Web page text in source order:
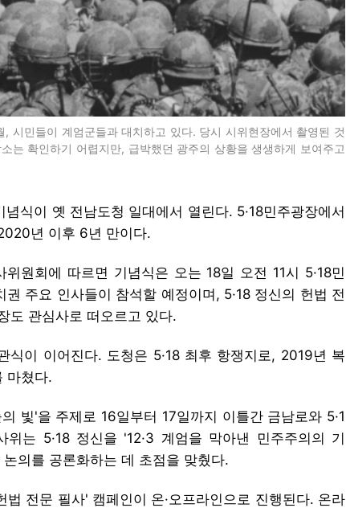
시민들이 계엄군들과 대치하고 있다. 당시 시위현장에서 촬영된 것
는 확인하기 어렵지만, 급박했던 광주의 상황을 생생하게 보여주고
식이 옛 전남도청 일대에서 열린다. 5·18민주광장에서
년 이후 6년 만이다.
위원회에 따르면 기념식은 오는 18일 오전 11시 5·18민
주요 인사들이 참석할 예정이며, 5·18 정신의 헌법 전
도 관심사로 떠오르고 있다.
식이 이어진다. 도청은 5·18 최후 항쟁지로, 2019년 복
마쳤다.
빛'을 주제로 16일부터 17일까지 이틀간 금남로와 5·1
위는 5·18 정신을 '12·3 계엄을 막아낸 민주주의의 기
의를 공론화하는 데 초점을 맞췄다.
전문 필사' 캠페인이 온·오프라인으로 진행된다. 온라